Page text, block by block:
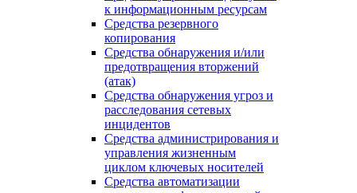
к информационным ресурсам
Средства резервного
копирования
Средства обнаружения и/или
предотвращения вторжений
(атак)
Средства обнаружения угроз и
расследования сетевых
инцидентов
Средства администрирования и
управления жизненным
циклом ключевых носителей
Средства автоматизации